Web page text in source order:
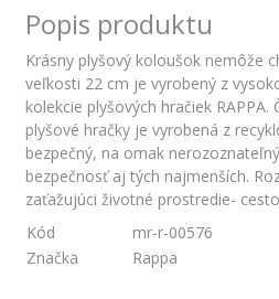
Popis produktu
Krásny plyšový koloušok nemôže
veľkosti 22 cm je vyrobený z
kolekcie plyšových hračiek RAPPA.
plyšové hračky je vyrobená z
bezpečný, na omak
bezpečnosť aj tých najmenších.
zaťažujúci životné prostredie-
Kód
mr-r-00576
Značka
Rappa